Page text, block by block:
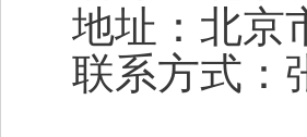
地址：北京
联系方式：